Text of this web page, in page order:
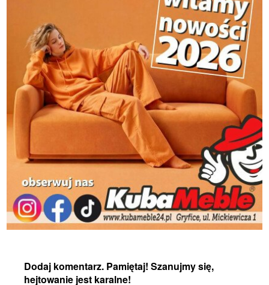
Dodaj komentarz. Pamiętaj! Szanujmy się,
hejtowanie jest karalne!